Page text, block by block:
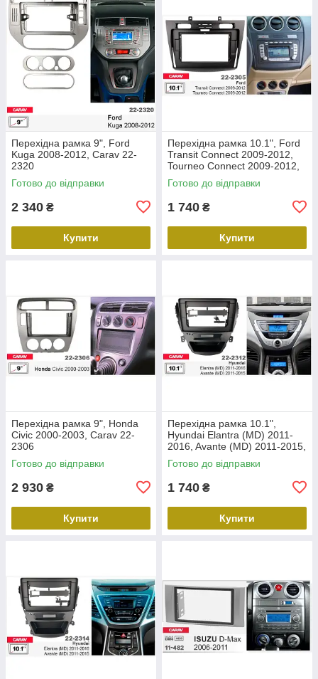
Перехідна рамка 9", Ford
Kuga 2008-2012, Carav 22-
2320
Готово до відправки
2 340 ₴
Купити
Перехідна рамка 10.1", Ford
Transit Connect 2009-2012,
Tourneo Connect 2009-2012,
Carav 22-2305
Готово до відправки
1 740 ₴
Купити
Перехідна рамка 9", Honda
Civic 2000-2003, Carav 22-
2306
Готово до відправки
2 930 ₴
Купити
Перехідна рамка 10.1",
Hyundai Elantra (MD) 2011-
2016, Avante (MD) 2011-2015,
Carav 22-2312
Готово до відправки
1 740 ₴
Купити